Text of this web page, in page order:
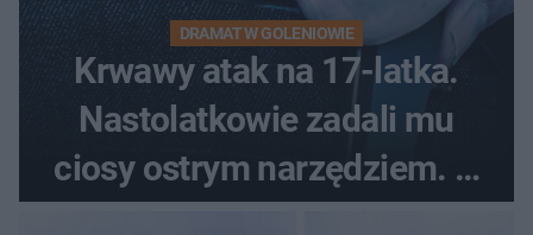
DRAMAT W GOLENIOWIE
Krwawy atak na 17-latka.
Nastolatkowie zadali mu
ciosy ostrym narzędziem. O